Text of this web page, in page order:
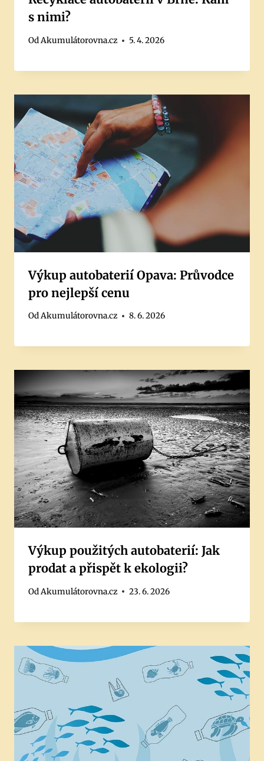
s nimi?
OdAkumulátorovna.cz 5. 4. 2026
Výkup autobaterií Opava: Průvodce
pro nejlepší cenu
OdAkumulátorovna.cz 8. 6. 2026
Výkup použitých autobaterií: Jak
prodat a přispět k ekologii?
OdAkumulátorovna.cz 23. 6. 2026